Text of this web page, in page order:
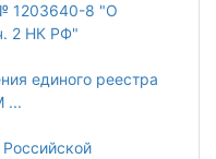
1203640-8 "О
2 НК РФ"
единого реестра
...